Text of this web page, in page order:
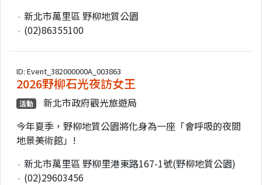
新北市萬里區 野柳地質公園
(02)86355100
ID: Event_382000000A_003863
2026野柳石光夜訪女王
活動
新北市政府觀光旅遊局
今年夏季，野柳地質公園將化身為一座「會呼吸的夜間
地景美術館」!
新北市萬里區 野柳里港東路167-1號(野柳地質公園)
(02)29603456